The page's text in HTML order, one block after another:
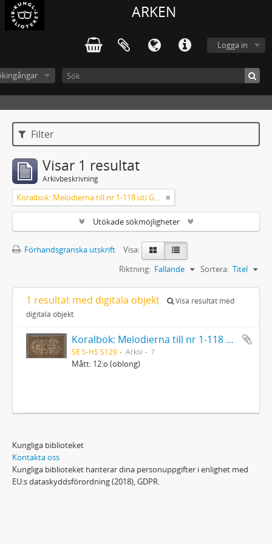
ARKEN
Logga in
Filter
Visar 1 resultat
Arkivbeskrivning
Koralbok: Melodierna till nr 1-118 uti Gamla Psalmboken, enstämmigt satta
Utökade sökmöjligheter
Förhandsgranska utskrift
Visa:
Sortera: Titel
Riktning: Fallande
1 resultat med digitala objekt
Visa resultat med
digitala objekt
Koralbok: Melodierna till nr 1-118 uti Gamla Psalmboken, enstämmigt satta
SE S-HS S129 Arkiv ?
Mått: 12:o (oblong)
Kungliga biblioteket
Kontakta oss
Kungliga biblioteket hanterar dina personuppgifter i enlighet med
EU:s dataskyddsförordning (2018), GDPR.